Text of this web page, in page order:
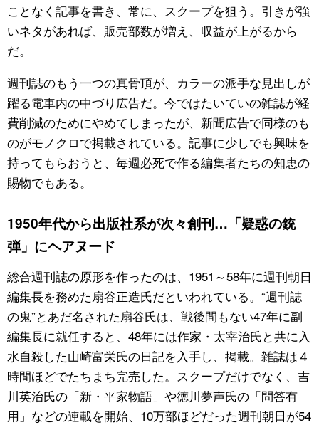
ことなく記事を書き、常に、スクープを狙う。引きが強
いネタがあれば、販売部数が増え、収益が上がるから
だ。
週刊誌のもう一つの真骨頂が、カラーの派手な見出しが
躍る電車内の中づり広告だ。今ではたいていの雑誌が経
費削減のためにやめてしまったが、新聞広告で同様のも
のがモノクロで掲載されている。記事に少しでも興味を
持ってもらおうと、毎週必死で作る編集者たちの知恵の
賜物でもある。
1950年代から出版社系が次々創刊…「疑惑の銃
弾」にヘアヌード
総合週刊誌の原形を作ったのは、1951～58年に週刊朝日
編集長を務めた扇谷正造氏だといわれている。“週刊誌
の鬼”とあだ名された扇谷氏は、戦後間もない47年に副
編集長に就任すると、48年には作家・太宰治氏と共に入
水自殺した山崎富栄氏の日記を入手し、掲載。雑誌は４
時間ほどでたちまち完売した。スクープだけでなく、吉
川英治氏の「新・平家物語」や徳川夢声氏の「問答有
用」などの連載を開始、10万部ほどだった週刊朝日が54